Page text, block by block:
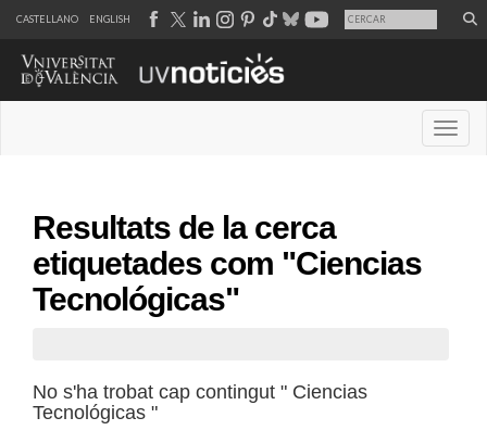
CASTELLANO ENGLISH
Resultats de la cerca
etiquetades com "Ciencias
Tecnológicas"
No s'ha trobat cap contingut " Ciencias
Tecnológicas "